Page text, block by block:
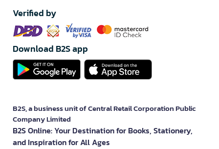
Verified by
Download B2S app
B2S, a business unit of Central Retail Corporation Public
Company Limited
B2S Online: Your Destination for Books, Stationery,
and Inspiration for All Ages